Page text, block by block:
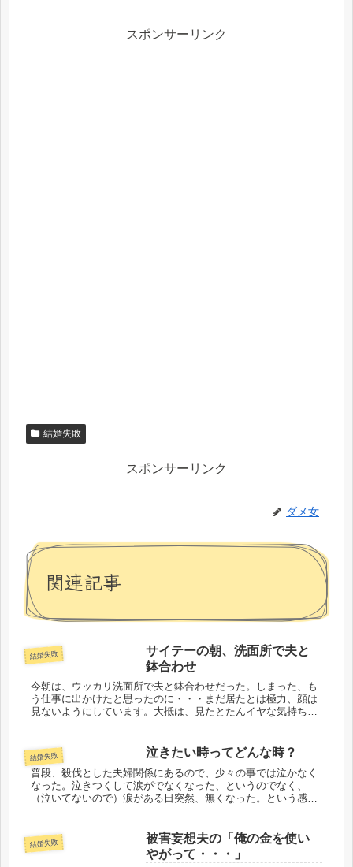
スポンサーリンク
結婚失敗
スポンサーリンク
ダメ女
関連記事
結婚失敗
サイテーの朝、洗面所で夫と
鉢合わせ
今朝は、ウッカリ洗面所で夫と鉢合わせだった。しまった、も
う仕事に出かけたと思ったのに・・・まだ居たとは極力、顔は
見ないようにしています。大抵は、見たとたんイヤな気持ちに
結婚失敗 泣きたい時ってどんな時？
普段、殺伐とした夫婦関係にあるので、少々の事では泣かなく
なった。泣きつくして涙がでなくなった、というのでなく、
（泣いてないので）涙がある日突然、無くなった。という感
結婚失敗
被害妄想夫の「俺の金を使い
やがって・・・」